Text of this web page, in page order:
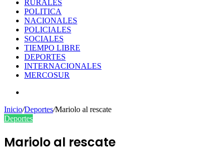
RURALES
POLITICA
NACIONALES
POLICIALES
SOCIALES
TIEMPO LIBRE
DEPORTES
INTERNACIONALES
MERCOSUR
Inicio/Deportes/Mariolo al rescate
Deportes
Mariolo al rescate